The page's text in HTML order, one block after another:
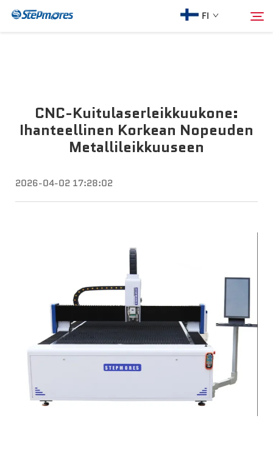
FI
Meistä
Opas
Ota yhteyttä
CNC-Kuitulaserleikkuukone:
Ihanteellinen Korkean Nopeuden
Metallileikkuuseen
2026-04-02 17:28:02